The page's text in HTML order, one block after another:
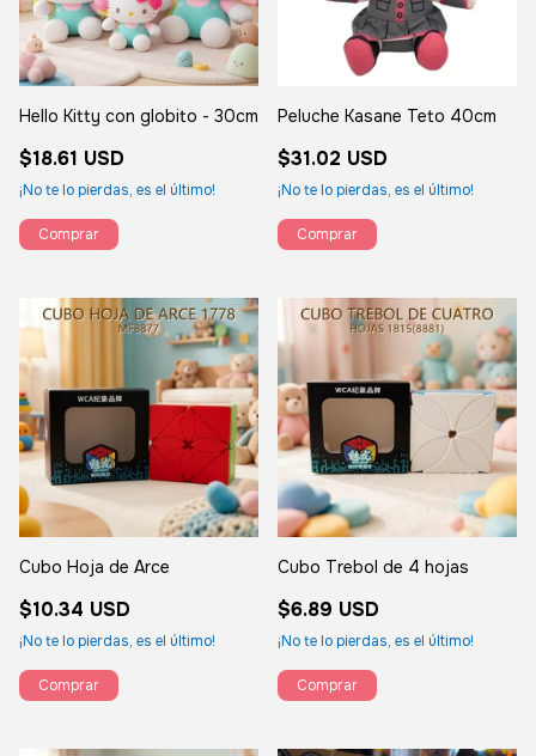
Hello Kitty con globito - 30cm
$18.61 USD
¡No te lo pierdas, es el último!
Peluche Kasane Teto 40cm
$31.02 USD
¡No te lo pierdas, es el último!
Cubo Hoja de Arce
$10.34 USD
¡No te lo pierdas, es el último!
Cubo Trebol de 4 hojas
$6.89 USD
¡No te lo pierdas, es el último!